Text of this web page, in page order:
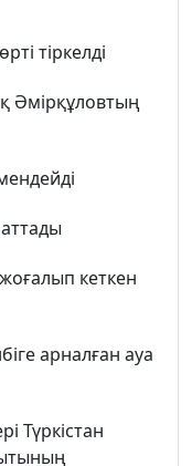
тіркелді
Әмірқұловтың
кеткен
арналған ауа
Түркістан